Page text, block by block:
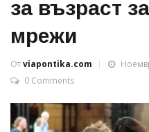
за възраст
мрежи
Отviapontika.com
0 Comments